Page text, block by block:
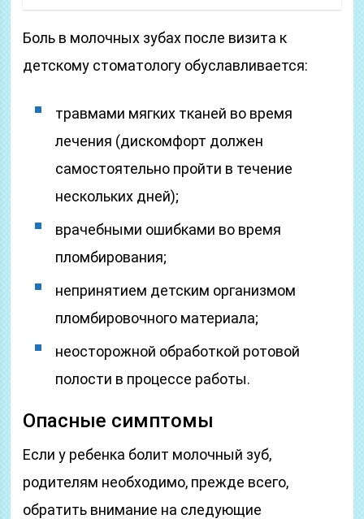
Боль в молочных зубах после визита к
детскому стоматологу обуславливается:
травмами мягких тканей во время
лечения (дискомфорт должен
самостоятельно пройти в течение
нескольких дней);
врачебными ошибками во время
пломбирования;
непринятием детским организмом
пломбировочного материала;
неосторожной обработкой ротовой
полости в процессе работы.
Опасные симптомы
Если у ребенка болит молочный зуб,
родителям необходимо, прежде всего,
обратить внимание на следующие